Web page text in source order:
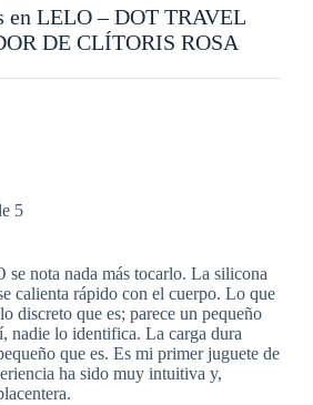
en LELO – DOT TRAVEL
DE CLÍTORIS ROSA
5
nota nada más tocarlo. La silicona
calienta rápido con el cuerpo. Lo que
discreto que es; parece un pequeño
nadie lo identifica. La carga dura
que es. Es mi primer juguete de
ha sido muy intuitiva y,